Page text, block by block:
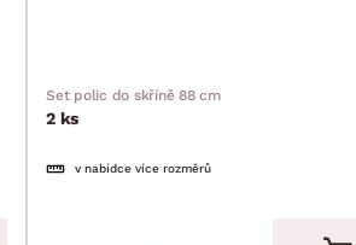
Set polic do skříně 88 cm
2 ks
v nabídce více rozměrů